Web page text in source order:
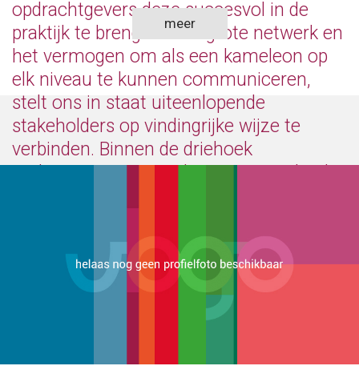
opdrachtgevers deze succesvol in de
praktijk te brengen. Ons grote netwerk en
het vermogen om als een kameleon op
elk niveau te kunnen communiceren,
stelt ons in staat uiteenlopende
stakeholders op vindingrijke wijze te
verbinden. Binnen de driehoek
een gezamenlijke visie, taal en droom
vertegenwoordigen.
meer